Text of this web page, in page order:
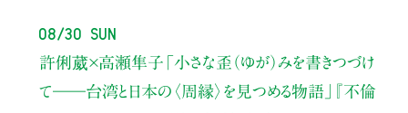
08/30 Sun
許俐葳×高瀬隼子 「小さな歪（ゆが）みを書きつづけ
て――台湾と日本の〈周縁〉を見つめる物語」
『不倫